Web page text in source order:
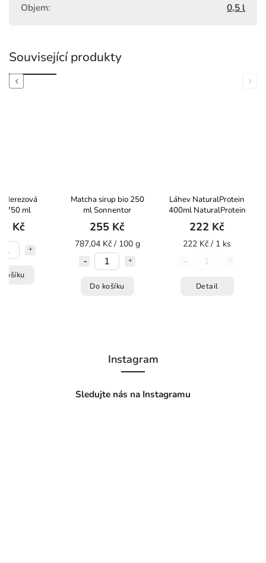
Objem: 0,5 l
Související produkty
Previous
Nerezová
750 ml
Kč
košíku
Matcha sirup bio 250
ml Sonnentor
255 Kč
787,04 Kč / 100 g
Do košíku
Láhev NaturalProtein
400ml NaturalProtein
222 Kč
222 Kč / 1 ks
Detail
Next
Instagram
Sledujte nás na Instagramu